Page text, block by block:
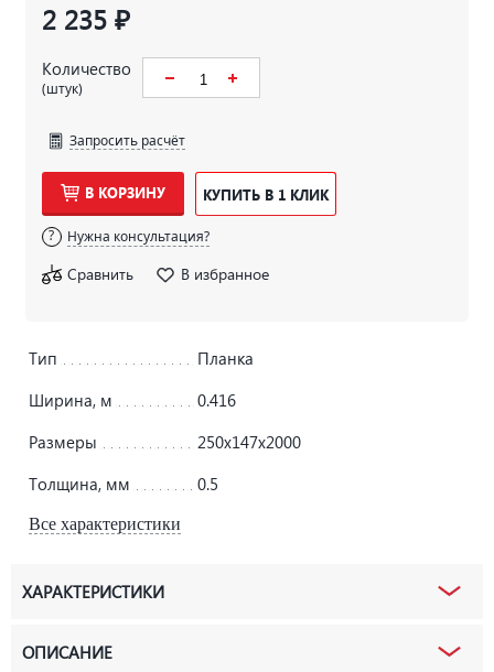
2 235 ₽
Количество
(штук)
Запросить расчёт
В КОРЗИНУ КУПИТЬ В 1 КЛИК
Нужна консультация?
Сравнить В избранное
Тип
Планка
Ширина, м
0.416
Размеры
250х147х2000
Толщина, мм
0.5
Все характеристики
ХАРАКТЕРИСТИКИ
ОПИСАНИЕ